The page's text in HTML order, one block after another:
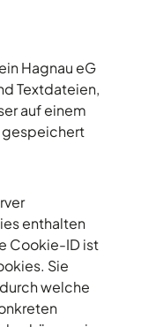
Hagnau eG
Textdateien,
auf einem
enthalten
Cookie-ID ist
Sie
welche